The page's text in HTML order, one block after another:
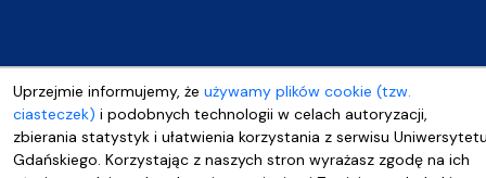
Uprzejmie informujemy, że używamy plików cookie (tzw.
ciasteczek) i podobnych technologii w celach autoryzacji,
zbierania statystyk i ułatwienia korzystania z serwisu
Gdańskiego. Korzystając z naszych stron wyrażasz zgodę na ich